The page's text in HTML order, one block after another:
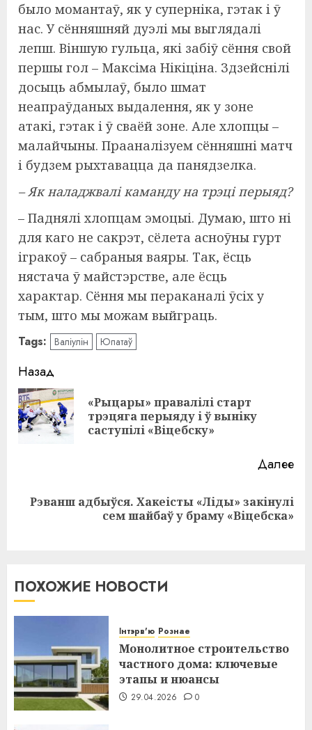
было момантаў, як у суперніка, гэтак і ў
нас. У сённяшняй дуэлі мы выглядалі
лепш. Віншую гульца, які забіў сёння свой
першы гол – Максіма Нікіціна. Здзейснілі
досыць абмылаў, было шмат
неапраўданых выдалення, як у зоне
атакі, гэтак і ў сваёй зоне. Але хлопцы –
малайчыны. Прааналізуем сённяшні матч
і будзем рыхтавацца да панядзелка.
– Як наладжвалі каманду на трэці перыяд?
– Паднялі хлопцам эмоцыі. Думаю, што ні
для каго не сакрэт, сёлета асноўны гурт
ігракоў – сабраныя ваяры. Так, ёсць
нястача ў майстэрстве, але ёсць
характар. Сёння мы пераканалі ўсіх у
тым, што мы можам выйграць.
Tags: Валіулін Юпатаў
Навигация
записи
Назад
«Рыцары» правалілі старт
трэцяга перыяду і ў выніку
саступілі «Віцебску»
Далее
Следующая
Рэванш адбыўся. Хакеісты «Ліды» закінулі
сем шайбаў у браму «Віцебска»
ПОХОЖИЕ НОВОСТИ
Інтэрв'ю Рознае
Монолитное строительство
частного дома: ключевые
этапы и нюансы
29.04.2026 0